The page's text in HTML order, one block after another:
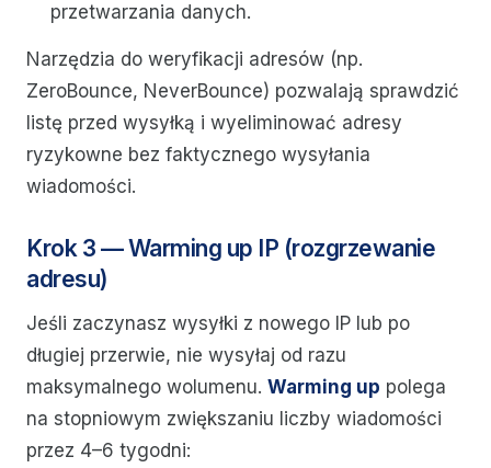
przetwarzania danych.
Narzędzia do weryfikacji adresów (np.
ZeroBounce, NeverBounce) pozwalają sprawdzić
listę przed wysyłką i wyeliminować adresy
ryzykowne bez faktycznego wysyłania
wiadomości.
Krok 3 — Warming up IP (rozgrzewanie
adresu)
Jeśli zaczynasz wysyłki z nowego IP lub po
długiej przerwie, nie wysyłaj od razu
maksymalnego wolumenu. Warming up polega
na stopniowym zwiększaniu liczby wiadomości
przez 4–6 tygodni: